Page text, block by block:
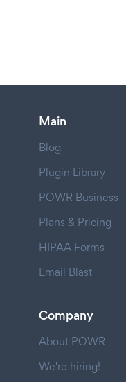
Main
Blog
Plugin Library
POWR Business
Plans & Pricing
HIPAA Forms
Email Blast
Company
About POWR
We're hiring!